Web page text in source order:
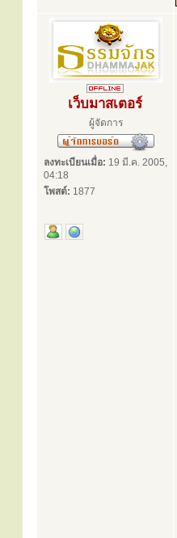
เว็บมาสเตอร์
ผู้จัดการ
ลงทะเบียนเมื่อ: 19 มี.ค. 2005,
04:18
โพสต์: 1877